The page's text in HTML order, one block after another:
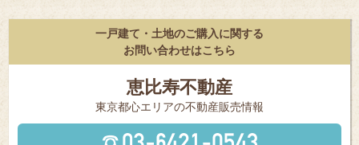
一戸建て・土地のご購入に関する
お問い合わせはこちら
恵比寿不動産
東京都⼼エリアの不動産販売情報